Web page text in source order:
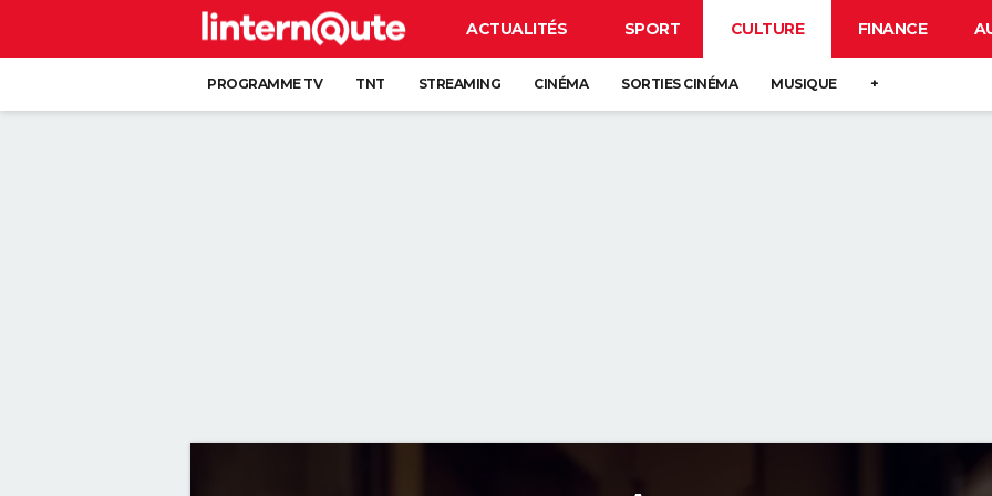
ACTUALITÉS SPORT CULTURE FINANCE
PROGRAMME TV TNT STREAMING CINÉMA SORTIES CINÉMA MUSIQUE +